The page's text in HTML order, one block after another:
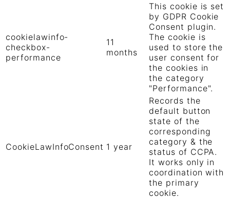
cookielawinfo-
checkbox-
performance
11
months
This cookie is set
by GDPR Cookie
Consent plugin.
The cookie is
used to store the
user consent for
the cookies in
the category
"Performance".
CookieLawInfoConsent 1 year
Records the
default button
state of the
corresponding
category & the
status of CCPA.
It works only in
coordination with
the primary
cookie.